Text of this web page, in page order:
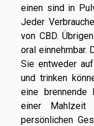
einen sind in
Jeder
von CBD.
oral einnehmbar.
Sie entweder
und trinken
eine
einer Mahlzeit
persönlichen